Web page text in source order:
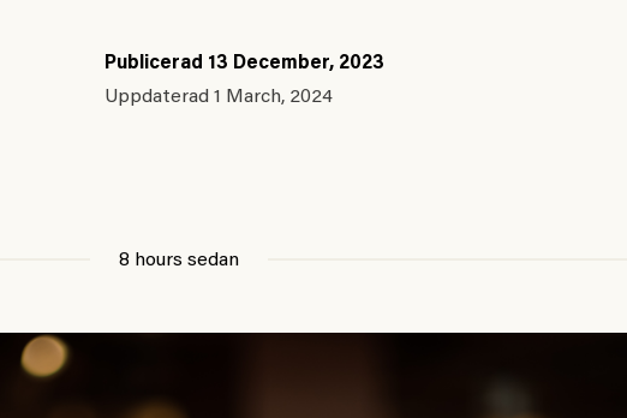
Publicerad 13 December, 2023
Uppdaterad 1 March, 2024
8 hours sedan